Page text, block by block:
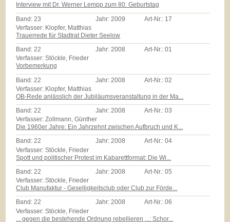
Interview mit Dr. Werner Lempp zum 80. Geburtstag
Band: 23 Jahr: 2009 Art-Nr.: 17
Verfasser: Klopfer, Matthias
Trauerrede für Stadtrat Dieter Seelow
Band:22 Jahr:2008 Art-Nr.:01
Verfasser: Stöckle, Frieder
Vorbemerkung
Band: 22 Jahr: 2008 Art-Nr.:02
Verfasser: Klopfer, Matthias
OB-Rede anlässlich der Jubiläumsveranstaltung in der Ma...
Band:22 Jahr:2008 Art-Nr.:03
Verfasser: Zollmann, Günther
Die 1960er Jahre: Ein Jahrzehnt zwischen Aufbruch und K...
Band:22 Jahr:2008 Art-Nr.:04
Verfasser: Stöckle, Frieder
Spott und politischer Protest im Kabarettformat: Die Wi...
Band:22 Jahr:2008 Art-Nr.:05
Verfasser: Stöckle, Frieder
Club Manufaktur - Geselligkeitsclub oder Club zur Förde...
Band:22 Jahr:2008 Art-Nr.:06
Verfasser: Stöckle, Frieder
... gegen die bestehende Ordnung rebellieren ...: Schor...